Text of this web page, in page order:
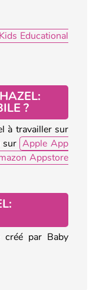
Educational
?
à travailler sur
sur Apple App
Appstore
créé par Baby